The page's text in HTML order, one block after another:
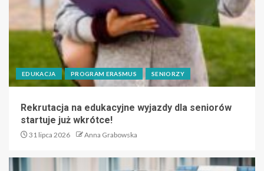
EDUKACJA PROGRAM ERASMUS SENIORZY
Rekrutacja na edukacyjne wyjazdy dla seniorów
startuje już wkrótce!
31 lipca 2026 Anna Grabowska